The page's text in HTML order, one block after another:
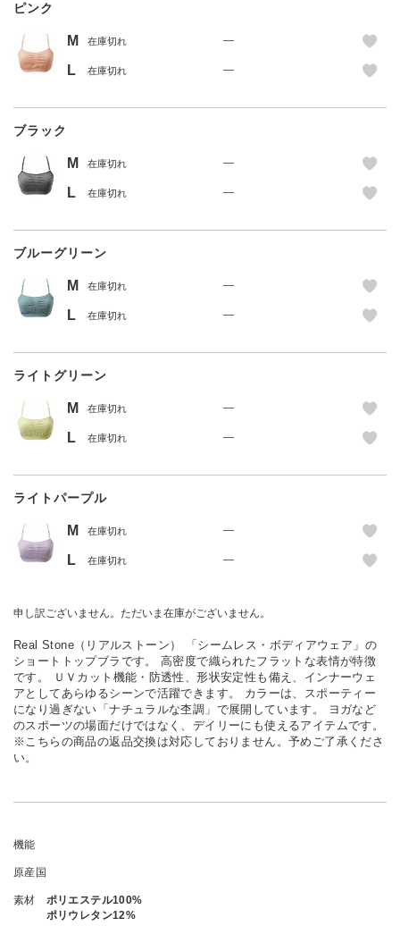
ピンク
M 在庫切れ —
L 在庫切れ —
ブラック
M 在庫切れ —
L 在庫切れ —
ブルーグリーン
M 在庫切れ —
L 在庫切れ —
ライトグリーン
M 在庫切れ —
L 在庫切れ —
ライトパープル
M 在庫切れ —
L 在庫切れ —
申し訳ございません。ただいま在庫がございません。
Real Stone（リアルストーン） 「シームレス・ボディアウェア」の
ショートトップブラです。 高密度で織られたフラットな表情が特徴
です。 ＵＶカット機能・防透性、形状安定性も備え、インナーウェ
アとしてあらゆるシーンで活躍できます。 カラーは、スポーティー
になり過ぎない「ナチュラルな杢調」で展開しています。 ヨガなど
のスポーツの場面だけではなく、デイリーにも使えるアイテムです。
※こちらの商品の返品交換は対応しておりません。予めご了承くださ
い。
機能
原産国
素材
ポリエステル100%
ポリウレタン12%